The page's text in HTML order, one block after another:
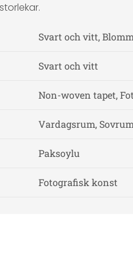
Svart och vitt,
Svart och vitt
Non-woven tapet,
Vardagsrum, Sovrum
Paksoylu
Fotografisk konst